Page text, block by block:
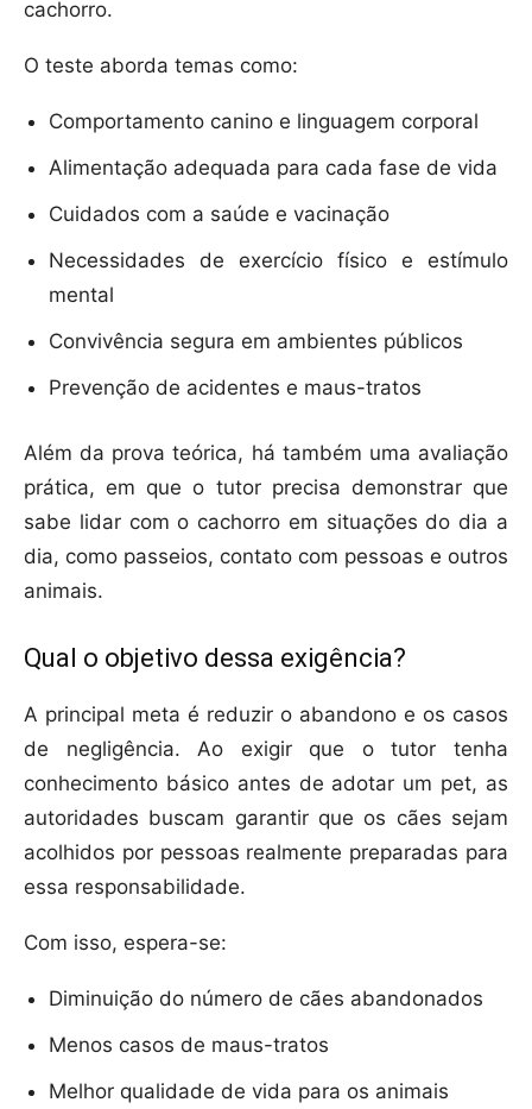
cachorro.
O teste aborda temas como:
Comportamento canino e linguagem corporal
Alimentação adequada para cada fase de vida
Cuidados com a saúde e vacinação
Necessidades de exercício físico e estímulo
mental
Convivência segura em ambientes públicos
Prevenção de acidentes e maus-tratos
Além da prova teórica, há também uma avaliação
prática, em que o tutor precisa demonstrar que
sabe lidar com o cachorro em situações do dia a
dia, como passeios, contato com pessoas e outros
animais.
Qual o objetivo dessa exigência?
A principal meta é reduzir o abandono e os casos
de negligência. Ao exigir que o tutor tenha
conhecimento básico antes de adotar um pet, as
autoridades buscam garantir que os cães sejam
acolhidos por pessoas realmente preparadas para
essa responsabilidade.
Com isso, espera-se:
Diminuição do número de cães abandonados
Menos casos de maus-tratos
Melhor qualidade de vida para os animais